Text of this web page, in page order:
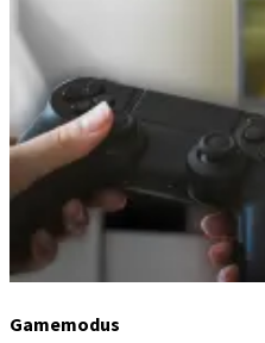
Gamemodus